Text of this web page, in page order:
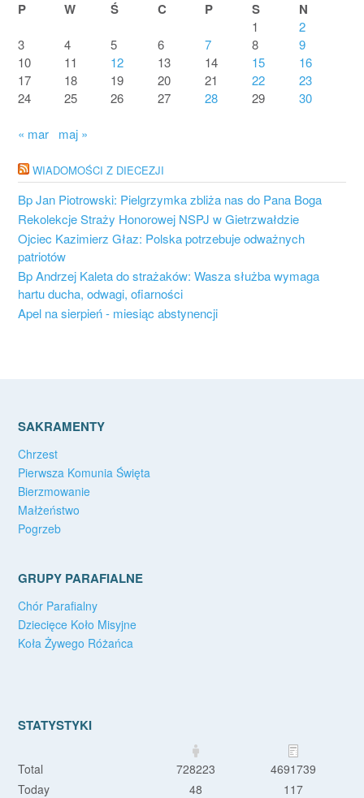
P W Ś C P S N
1
2
3
4 5 6 7 8
9
10
11 12 13 14 15
16
17
18 19 20 21 22
23
24
25 26 27 28 29 30
« mar maj »
WIADOMOŚCI Z DIECEZJI
Bp Jan Piotrowski: Pielgrzymka zbliża nas do Pana Boga
Rekolekcje Straży Honorowej NSPJ w Gietrzwałdzie
Ojciec Kazimierz Głaz: Polska potrzebuje odważnych
patriotów
Bp Andrzej Kaleta do strażaków: Wasza służba wymaga
hartu ducha, odwagi, ofiarności
Apel na sierpień - miesiąc abstynencji
SAKRAMENTY
Chrzest
Pierwsza Komunia Święta
Bierzmowanie
Małżeństwo
Pogrzeb
GRUPY PARAFIALNE
Chór Parafialny
Dziecięce Koło Misyjne
Koła Żywego Różańca
STATYSTYKI
Total 728223
4691739
Today
48 117